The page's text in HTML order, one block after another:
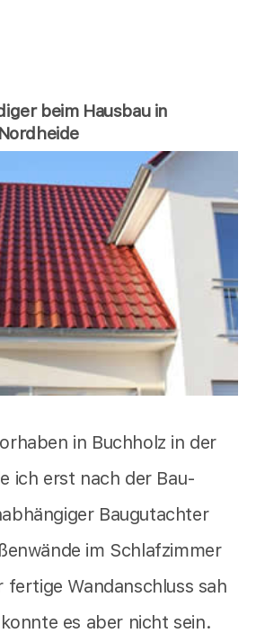
beim Hausbau in
in Buchholz in der
ich erst nach der Bau-
Baugutachter
im Schlafzimmer
fertige Wandanschluss sah
es aber nicht sein.